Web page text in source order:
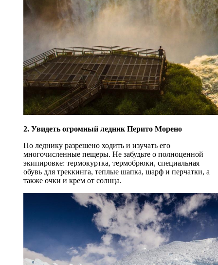
2. Увидеть огромный ледник Перито Морено
По леднику разрешено ходить и изучать его
многочисленные пещеры. Не забудьте о полноценной
экипировке: термокуртка, термобрюки, специальная
обувь для треккинга, теплые шапка, шарф и перчатки, а
также очки и крем от солнца.